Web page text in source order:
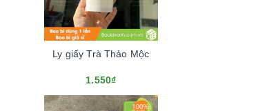
Ly giấy Trà Thảo Mộc
1.550₫